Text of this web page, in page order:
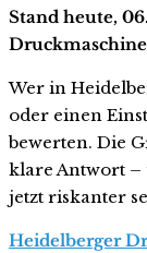
Stand heute,
Wer in
oder einen
bewerten. Die
klare Antwort –
jetzt riskanter
Heidelberger